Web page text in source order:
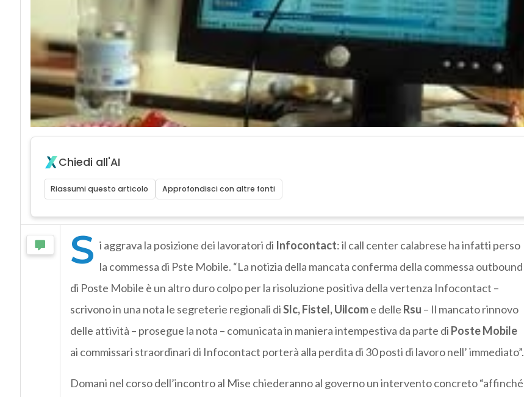
Chiedi all'AI
Riassumi questo articolo Approfondisci con altre fonti
S i aggrava la posizione dei lavoratori di Infocontact: il call center calabrese ha infatti perso
la commessa di Pste Mobile. “La notizia della mancata conferma della commessa outbound
di Poste Mobile è un altro duro colpo per la risoluzione positiva della vertenza Infocontact –
scrivono in una nota le segreterie regionali diSlc, Fistel, Uilcome delle Rsu – Il mancato rinnovo
delle attività – prosegue la nota – comunicata in maniera intempestiva da parte di Poste Mobile
ai commissari straordinari di Infocontact porterà alla perdita di 30 posti di lavoro nell’ immediato”.
Domani nel corso dell’incontro al Mise chiederanno al governo un intervento concreto “affinché
C
call center F